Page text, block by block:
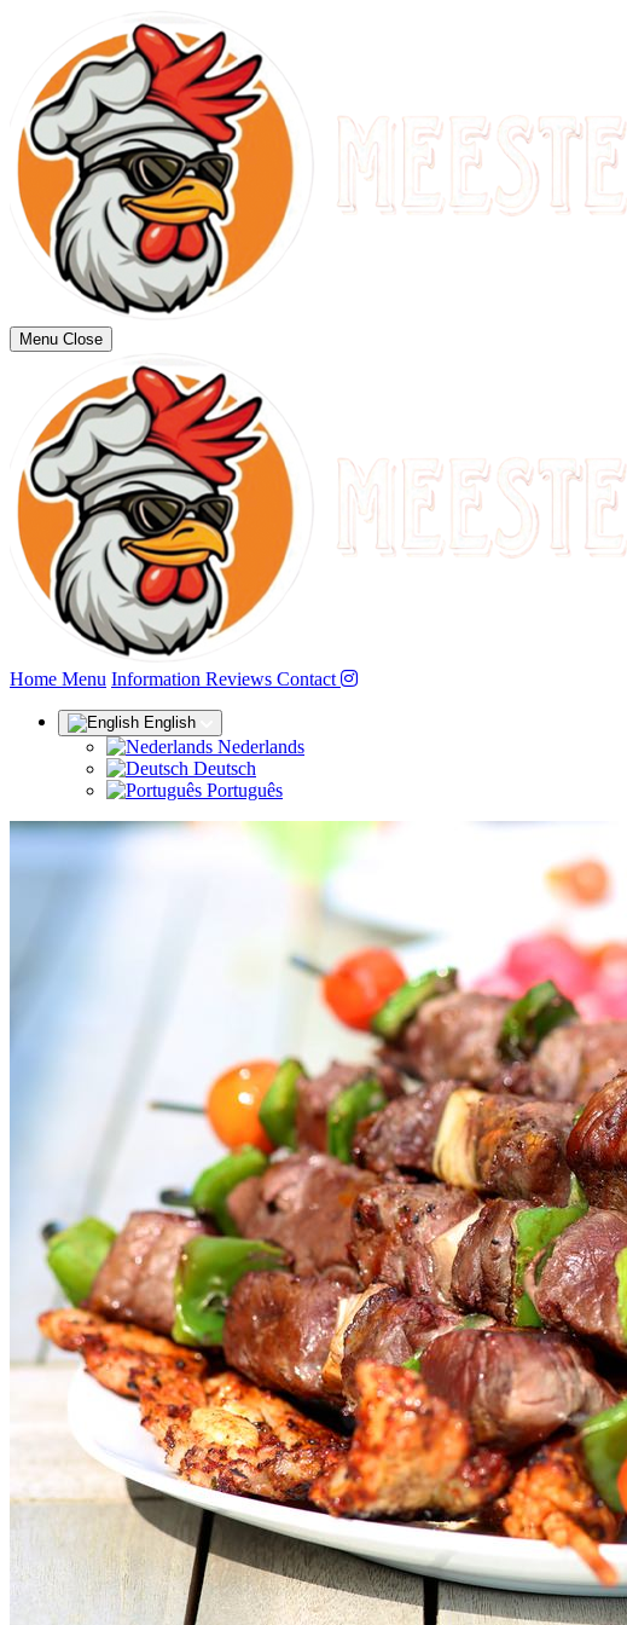
Menu Close
Home (current)
Menu Information Reviews Contact
English
Nederlands
Deutsch
Português